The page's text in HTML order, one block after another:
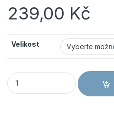
239,00 Kč
Velikost
CANIS CXS Phoenix